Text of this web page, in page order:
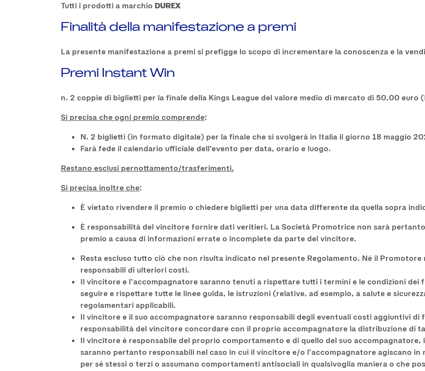
Tutti i prodotti a marchio DUREX
Finalità della manifestazione a premi
La presente manifestazione a premi si prefigge lo scopo di incrementare la conoscenza e la
Premi Instant Win
n. 2 coppie di biglietti per la finale della Kings League del valore medio di mercato di 50,00 euro
Si precisa che ogni premio comprende:
N. 2 biglietti (in formato digitale) per la finale che si svolgerà in Italia il giorno 18 maggio
Farà fede il calendario ufficiale dell’evento per data, orario e luogo.
Restano esclusi pernottamento/trasferimenti.
Si precisa inoltre che:
È vietato rivendere il premio o chiedere biglietti per una data differente da quella sopra
È responsabilità del vincitore fornire dati veritieri. La Società Promotrice non sarà
premio a causa di informazioni errate o incomplete da parte del vincitore.
Resta escluso tutto ciò che non risulta indicato nel presente Regolamento. Né il
responsabili di ulteriori costi.
Il vincitore e l’accompagnatore saranno tenuti a rispettare tutti i termini e le condizioni
seguire e rispettare tutte le linee guida, le istruzioni (relative, ad esempio, a salute e
regolamentari applicabili.
Il vincitore e il suo accompagnatore saranno responsabili degli eventuali costi aggiuntivi
responsabilità del vincitore concordare con il proprio accompagnatore la distribuzione di
Il vincitore è responsabile del proprio comportamento e di quello del suo
saranno pertanto responsabili nel caso in cui il vincitore e/o l’accompagnatore agiscano in
per sé stessi o terzi o assumano comportamenti antisociali in qualsivoglia maniera o che